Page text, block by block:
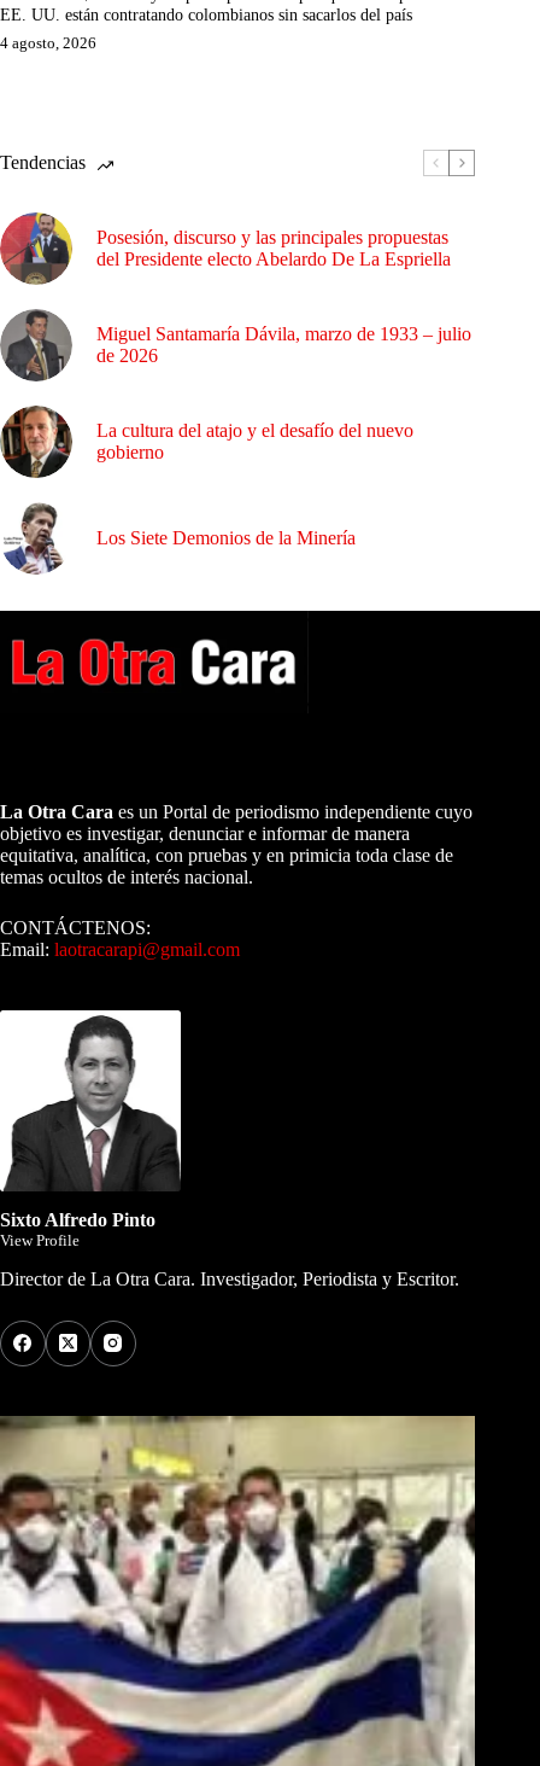
EE. UU. están contratando colombianos sin sacarlos del país
4 agosto, 2026
Tendencias
Posesión, discurso y las principales propuestas
del Presidente electo Abelardo De La Espriella
Miguel Santamaría Dávila, marzo de 1933 – julio
de 2026
La cultura del atajo y el desafío del nuevo
gobierno
Los Siete Demonios de la Minería
La Otra Cara es un Portal de periodismo independiente cuyo
objetivo es investigar, denunciar e informar de manera
equitativa, analítica, con pruebas y en primicia toda clase de
temas ocultos de interés nacional.
CONTÁCTENOS:
Email: laotracarapi@gmail.com
Sixto Alfredo Pinto
View Profile
Director de La Otra Cara. Investigador, Periodista y Escritor.